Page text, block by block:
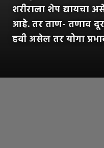
शरीराला शेप द्यायचा
आहे. तर ताण- तणाव दूर
हवी असेल तर योगा